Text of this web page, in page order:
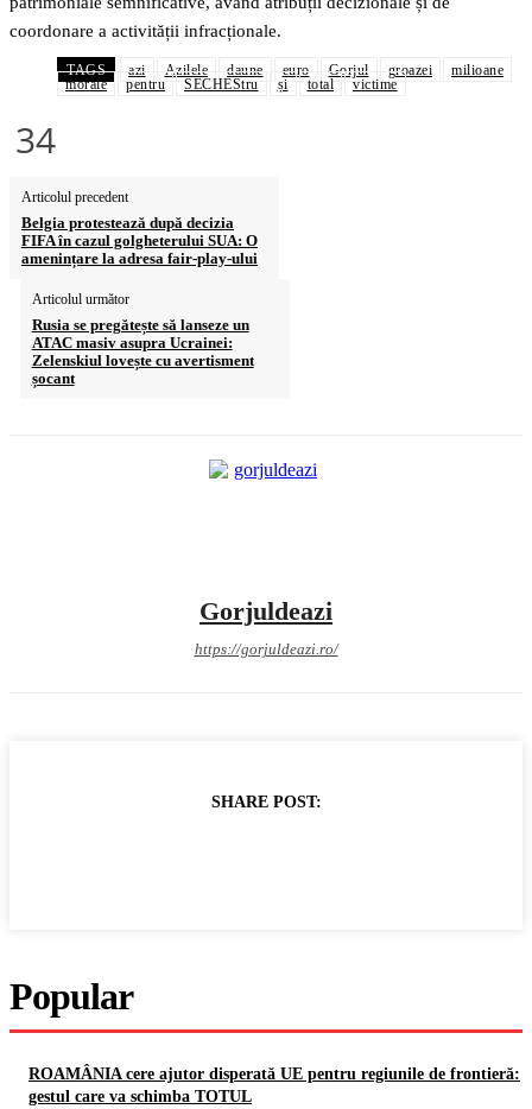
coordonare a activității infracționale.
TAGS azi Azilele daune euro Gorjul groazei
milioane
morale
pentru SECHEStru și total victime
34
Articolul precedent
Belgia protestează după decizia
FIFA în cazul golgheterului SUA: O
amenințare la adresa fair‑play‑ului
Articolul următor
Rusia se pregătește să lanseze un
ATAC masiv asupra Ucrainei:
Zelenskiul lovește cu avertisment
șocant
Gorjuldeazi
https://gorjuldeazi.ro/
SHARE POST:
Popular
ROAMÂNIA cere ajutor disperată UE pentru regiunile de frontieră:
gestul care va schimba TOTUL